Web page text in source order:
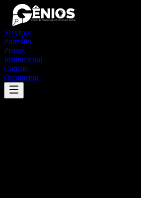
Serviços
Portfólio
Planos
Institucional
Contato
Orçamento